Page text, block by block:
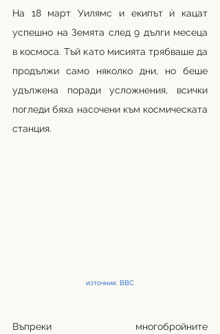
На 18 март Уилямс и екипът ѝ кацат
успешно на Земята след 9 дълги месеца
в космоса. Тъй като мисията трябваше да
продължи само няколко дни, но беше
удължена поради усложнения, всички
погледи бяха насочени към космическата
станция.
източник: ВВС
Въпреки многобройните